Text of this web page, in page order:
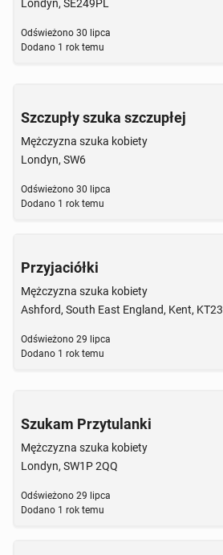
Londyn, SE249PL
Odświeżono 30 lipca
Dodano 1 rok temu
Szczupły szuka szczupłej
Mężczyzna szuka kobiety
Londyn, SW6
Odświeżono 30 lipca
Dodano 1 rok temu
Przyjaciółki
Mężczyzna szuka kobiety
Ashford, South East England, Kent, KT23
Odświeżono 29 lipca
Dodano 1 rok temu
Szukam Przytulanki
Mężczyzna szuka kobiety
Londyn, SW1P 2QQ
Odświeżono 29 lipca
Dodano 1 rok temu